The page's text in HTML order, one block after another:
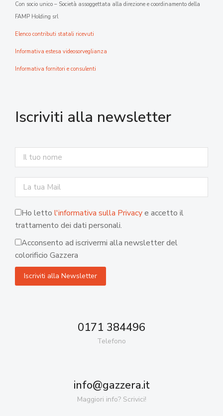
Con socio unico – Società assoggettata alla direzione e coordinamento della
FAMP Holding srl
Elenco contributi statali ricevuti
Informativa estesa videosorveglianza
Informativa fornitori e consulenti
Iscriviti alla newsletter
Ho letto l'informativa sulla Privacye accetto il
trattamento dei dati personali.
Acconsento ad iscrivermi alla newsletter del
colorificio Gazzera
0171 384496
Telefono
info@gazzera.it
Maggiori info? Scrivici!